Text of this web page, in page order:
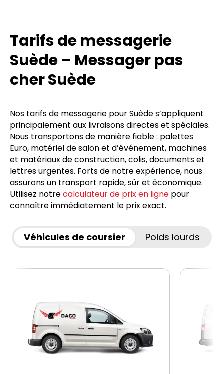
Tarifs de messagerie
Suède – Messager pas
cher Suède
Nos tarifs de messagerie pour Suède s’appliquent
principalement aux livraisons directes et spéciales.
Nous transportons de manière fiable : palettes
Euro, matériel de salon et d’événement, machines
et matériaux de construction, colis, documents et
lettres urgentes. Forts de notre expérience, nous
assurons un transport rapide, sûr et économique.
Utilisez notrecalculateur de prix en ligne pour
connaître immédiatement le prix exact.
Véhicules de coursier Poids lourds